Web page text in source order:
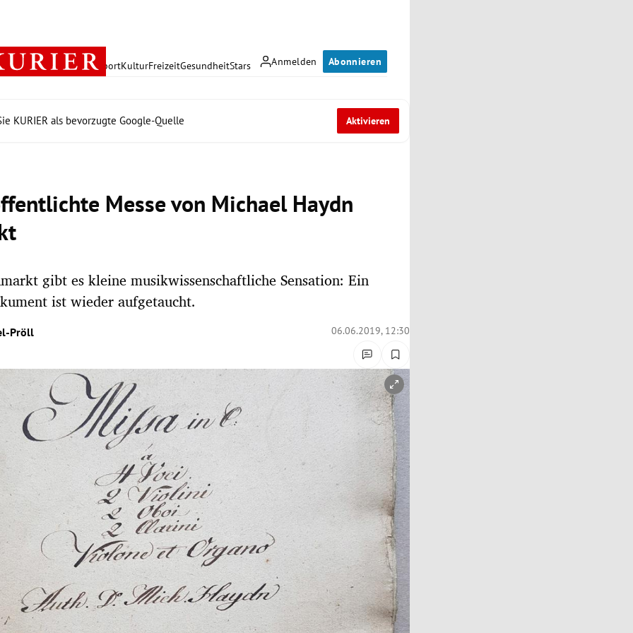
Anmelden Abonnieren
PolitikWirtschaft SportKulturFreizeitGesundheitStars
KURIER als bevorzugte Google-Quelle Aktivieren
Messe von Michael Haydn
gibt es kleine musikwissenschaftliche Sensation: Ein
ist wieder aufgetaucht.
Pröll 06.06.2019, 12:30
öffnen/schließen